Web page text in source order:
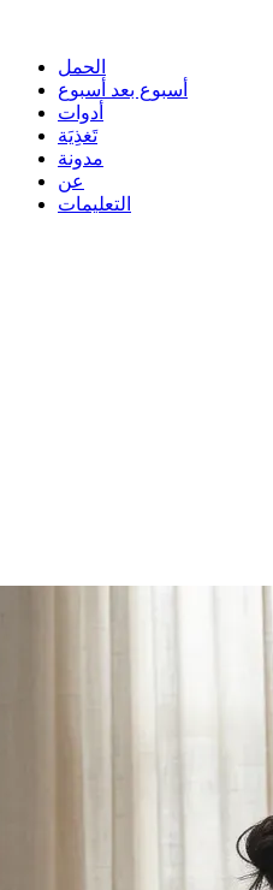
الحمل
أسبوع بعد أسبوع
أدوات
تَغذِيَة
مدونة
عن
التعليمات